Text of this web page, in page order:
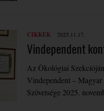
CIKKEK 2025.11.17.
Vindependent
Az Ökológiai
Vindependent –
Szövetsége 2025.